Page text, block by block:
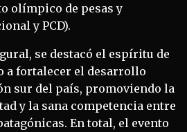
olímpico de pesas y
y PCD).
se destacó el espíritu de
a fortalecer el desarrollo
sur del país, promoviendo la
y la sana competencia entre
En total, el evento